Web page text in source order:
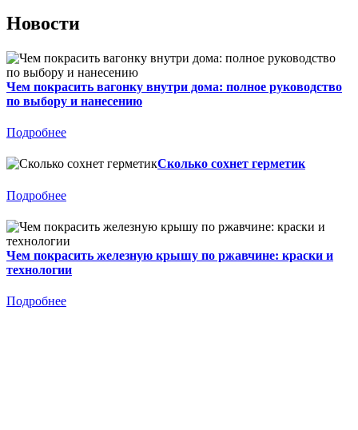
Новости
Чем покрасить вагонку внутри дома: полное руководство
по выбору и нанесению
Подробнее
Сколько сохнет герметик
Подробнее
Чем покрасить железную крышу по ржавчине: краски и
технологии
Подробнее